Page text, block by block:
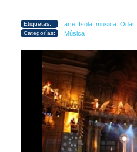
Etiquetas: arte Isola musica Odar
Categorías: Música